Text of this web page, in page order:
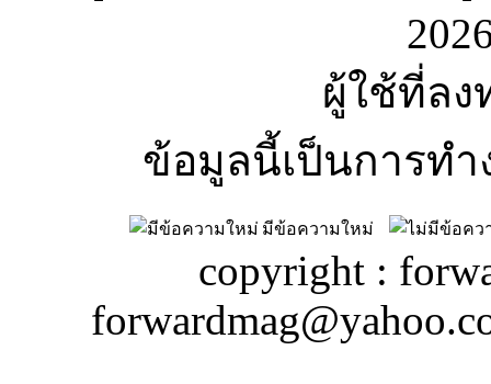
ผู้ใช้ที่ลง
ข้อมูลนี้เป็นการทำ
มีข้อความใหม่
copyright :